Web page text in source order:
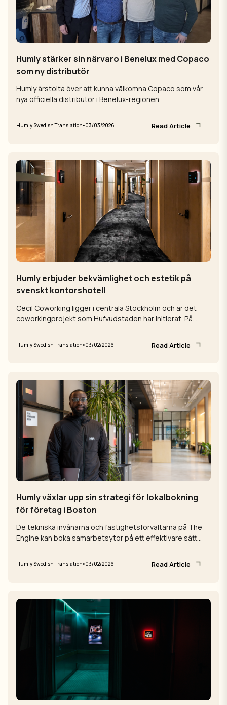
Humly stärker sin närvaro i Benelux med Copaco
som ny distributör
Humly ärstolta över att kunna välkomna Copaco som vår
nya officiella distributör i Benelux-regionen.
Humly Swedish Translation•03/03/2026 Read Article
Humly erbjuder bekvämlighet och estetik på
svenskt kontorshotell
Cecil Coworking ligger i centrala Stockholm och är det
coworkingprojekt som Hufvudstaden har initierat. På
Humly Swedish Translation•03/02/2026 Read Article
Humly växlar upp sin strategi för lokalbokning
för företag i Boston
De tekniska invånarna och fastighetsförvaltarna på The
Engine kan boka samarbetsytor på ett effektivare sätt
Humly Swedish Translation•03/02/2026 Read Article